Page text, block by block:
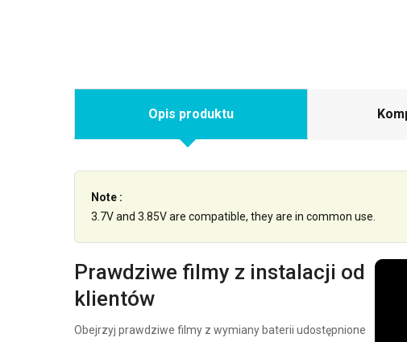
Opis produktu
Note :
3.7V and 3.85V are compatible, they are in common use.
Prawdziwe filmy z instalacji od
klientów
Obejrzyj prawdziwe filmy z wymiany baterii udostępnione